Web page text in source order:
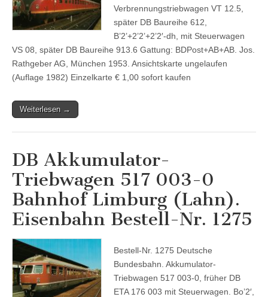
Verbrennungstriebwagen VT 12.5,
später DB Baureihe 612,
B’2’+2’2’+2’2′-dh, mit Steuerwagen
VS 08, später DB Baureihe 913.6 Gattung: BDPost+AB+AB. Jos.
Rathgeber AG, München 1953. Ansichtskarte ungelaufen
(Auflage 1982) Einzelkarte € 1,00 sofort kaufen
Weiterlesen →
DB Akkumulator-
Triebwagen 517 003-0
Bahnhof Limburg (Lahn).
Eisenbahn Bestell-Nr. 1275
Bestell-Nr. 1275 Deutsche
Bundesbahn. Akkumulator-
Triebwagen 517 003-0, früher DB
ETA 176 003 mit Steuerwagen. Bo’2′,